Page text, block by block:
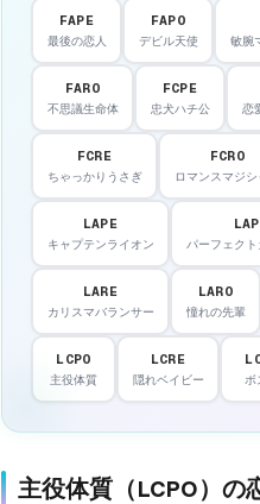
FAPE
最後の恋人
FAPO
デビル天使 敏腕
FARO
不思議生命体
FCPE
忠犬ハチ公 恋
FCRE
ちゃっかりうさぎ
FCRO
ロマンスマジシ
LAPE
キャプテンライオン パーフェク
LARE
カリスマバランサー
LARO
憧れの先輩
LCPO
主役体質
LCRE
隠れベイビー ボ
主役体質（LCPO）の